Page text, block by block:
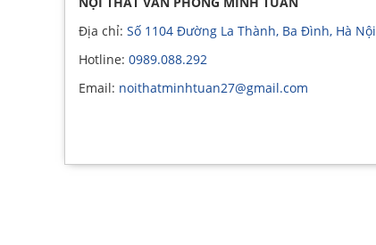
Địa chỉ: Số 1104 Đường La Thành, Ba Đình, Hà Nội
Hotline: 0989.088.292
Email: noithatminhtuan27@gmail.com